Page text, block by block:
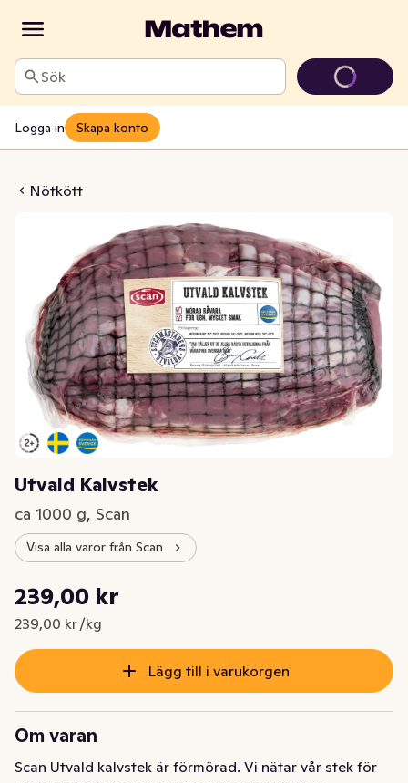
Sök
Logga in Skapa konto
Nötkött
Kalvstek
Utvald Kalvstek
ca 1000 g, Scan
Visa alla varor från Scan
Nuvarande pris är: 239,00 kr
239,00 kr
239,00 kr /kg
Styckpris: 239,00 kr /kg
Lägg till i varukorgen
Om varan
Scan Utvald kalvstek är förmörad. Vi nätar vår stek för